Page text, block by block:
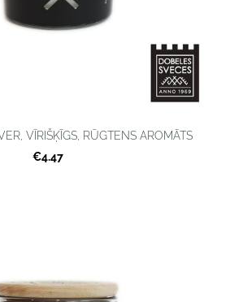
VĪRIŠĶĪGS, RŪGTENS AROMĀTS
€4.47